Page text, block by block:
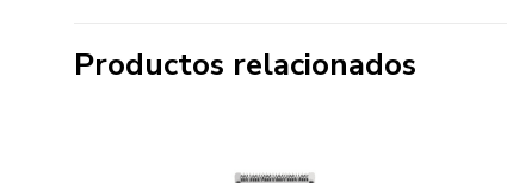
Productos relacionados